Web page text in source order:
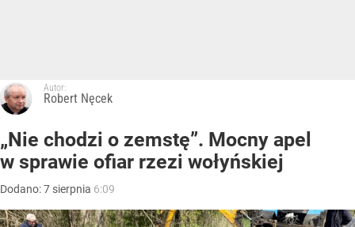
Autor:
Robert Nęcek
„Nie chodzi o zemstę”. Mocny apel
w sprawie ofiar rzezi wołyńskiej
Dodano:7 sierpnia 6:09